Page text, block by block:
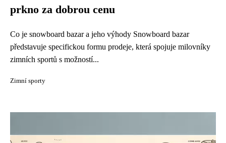
prkno za dobrou cenu
Co je snowboard bazar a jeho výhody Snowboard bazar
představuje specifickou formu prodeje, která spojuje milovníky
zimních sportů s možností...
Zimní sporty